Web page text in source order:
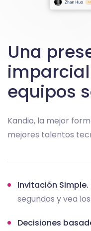
Una
equipos
Kandio, la mejor
mejores talentos
Invitación Simple.
segundos y vea
Decisiones